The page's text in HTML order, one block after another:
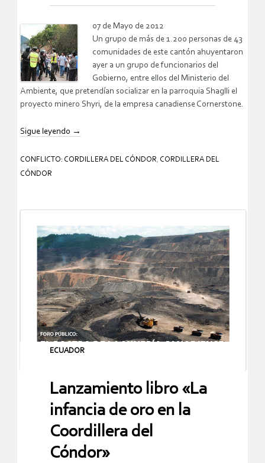
07 de Mayo de 2012
Un grupo de más de 1.200 personas de 43
comunidades de este cantón ahuyentaron
ayer a un grupo de funcionarios del
Gobierno, entre ellos del Ministerio del
Ambiente, que pretendían socializar en la parroquia Shaglli el
proyecto minero Shyri, de la empresa canadiense Cornerstone.
Sigue leyendo →
CONFLICTO: CORDILLERA DEL CÓNDOR, CORDILLERA DEL
CÓNDOR
ECUADOR
Lanzamiento libro «La
infancia de oro en la
Coordillera del
Cóndor»